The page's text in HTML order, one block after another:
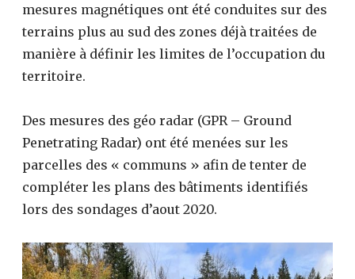
mesures magnétiques ont été conduites sur des
terrains plus au sud des zones déjà traitées de
manière à définir les limites de l’occupation du
territoire.
Des mesures des géo radar (GPR – Ground
Penetrating Radar) ont été menées sur les
parcelles des « communs » afin de tenter de
compléter les plans des bâtiments identifiés
lors des sondages d’aout 2020.